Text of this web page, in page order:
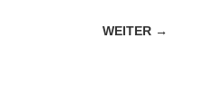
WEITER →